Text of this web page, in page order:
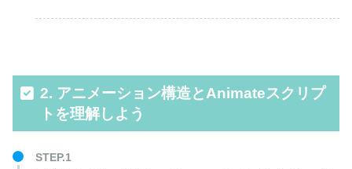
2. アニメーション構造とAnimateスクリプ
トを理解しよう
STEP.1